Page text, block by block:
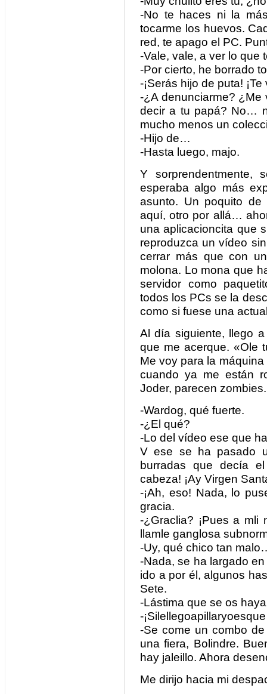
-No te haces ni la
tocarme los huevos.
red, te apago el PC.
-Vale, vale, a ver lo que
-Por cierto, he borrado
-¡Serás hijo de puta!
-¿A denunciarme?
decir a tu papá? No…
mucho menos un
-Hijo de…
-Hasta luego, majo.
Y sorprendentmente,
esperaba algo más
asunto. Un poquito
aquí, otro por allá…
una aplicacioncita que
reproduzca un vídeo
cerrar más que con
molona. Lo mona que
servidor como
todos los PCs se la
como si fuese una
Al día siguiente, llego
que me acerque. «Ole
Me voy para la
cuando ya me están
Joder, parecen
-Wardog, qué fuerte.
-¿El qué?
-Lo del vídeo ese que
V ese se ha pasado
burradas que decía
cabeza! ¡Ay Virgen
-¡Ah, eso! Nada, lo
gracia.
-¿Graclia? ¡Pues a mli
llamle ganglosa
-Uy, qué chico tan
-Nada, se ha largado
ido a por él, algunos
Sete.
-Lástima que se os
-
-Se come un combo
una fiera, Bolindre.
hay jaleillo. Ahora
Me dirijo hacia mi